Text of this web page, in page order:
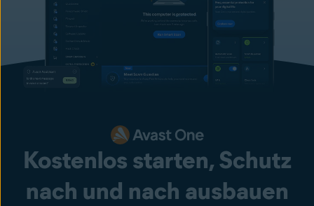
Kostenlos starten, Schutz
nach und nach ausbauen